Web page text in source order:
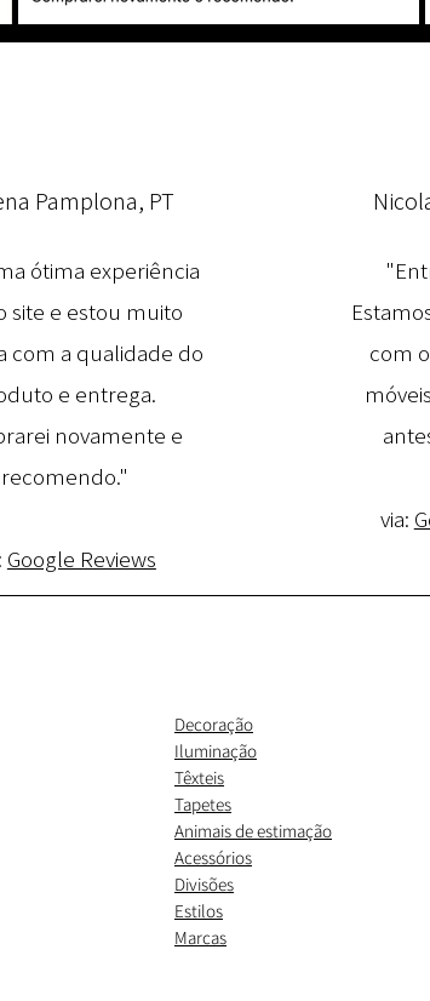
Pamplona, PT
ótima experiência
site e estou muito
com a qualidade do
e entrega.
novamente e
recomendo."
Google Reviews
com
via:
Decoração
Iluminação
Têxteis
Tapetes
Animais de estimação
Acessórios
Divisões
Estilos
Marcas